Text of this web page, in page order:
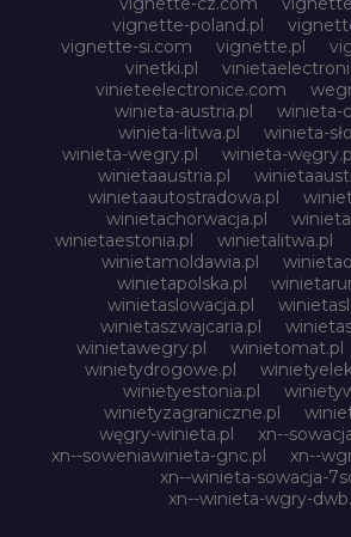
vignette-poland.pl
vignette-si.com
vignette.pl
vinetki.pl
vinieteelectronice.com
winieta-austria.pl
winieta-
winieta-litwa.pl
winieta-
winieta-wegry.pl
winieta-
winietaaustria.pl
winietaautostradowa.pl
winietachorwacja.pl
winietaestonia.pl
winietalitwa.pl
winietamoldawia.pl
winietapolska.pl
winietaslowacja.pl
winietaszwajcaria.pl
winietawegry.pl
winietomat.pl
winietydrogowe.pl
winietyestonia.pl
winietyzagraniczne.pl
węgry-winieta.pl
xn--
xn--soweniawinieta-gnc.pl
xn--
xn--winieta-sowacja-
xn--winieta-wgry-